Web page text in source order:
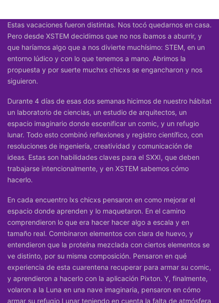
Estas vacaciones fueron distintas. Nos tocó quedarnos en casa.
Pero desde XSTEM decidimos que no nos íbamos a aburrir, y
que haríamos algo que a nos divierte muchísimo: STEM, en un
entorno lúdico y con lo que tenemos a mano. Abrimos la
propuesta y por suerte muchxs chicxs se engancharon y nos
siguieron.
Durante 4 días de esas dos semanas hicimos de nuestro hábitat
un laboratorio de ciencias, un estudio de arquitectos, un
espacio imaginario donde escenificar un comic, y un refugio
lunar. Todo esto combinó reflexiones y registro científico, con
resoluciones de ingeniería, creatividad y comunicación de
ideas. Estas son habilidades claves para el SXXI, que deben
trabajarse intencionalmente, y en XSTEM sabemos cómo
hacerlo.
En cada encuentro lxs chicxs pensaron en como mejorar el
espacio donde aprenden y lo maquetaron. En el camino
comprendieron lo que era hacer hacer algo a escala y en
tamaño real. Combinaron elementos con clara de huevo, y
entendieron que la proteína mezclada con ciertos elementos se
ve distinto, por su misma composición. Pensaron en qué
experiencia de esta cuarentena recuperar para armar su comic,
y aprendieron a hacerlo con la aplicación Pixton. Y, finalmente,
volaron a la Luna en una nave imaginaria, pensaron en cómo
armar su refugio Lunar teniendo en cuenta la falta de atmósfera